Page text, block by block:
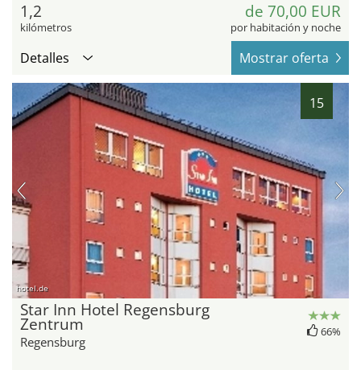
1,2
kilómetros
de 70,00 EUR
por habitación y noche
Detalles Mostrar oferta
15
hotel.de
Star Inn Hotel Regensburg
Zentrum
Regensburg
66%